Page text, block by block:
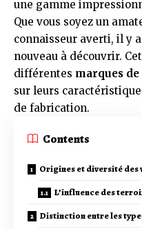
une gamme
Que vous soyez un
connaisseur averti, il y
nouveau à découvrir.
différentes marques
sur leurs
de fabrication.
Contents
Origines et diversité des
L’influence des
Distinction entre les